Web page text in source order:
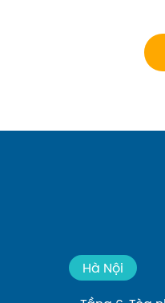
đăng ký cho con
Hà Nội